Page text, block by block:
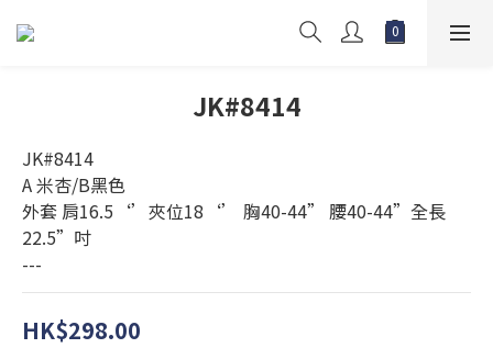
JK#8414
JK#8414
A 米杏/B黑色
外套 肩16.5‘’夾位18‘’ 胸40-44” 腰40-44”全長
22.5”吋
---
HK$298.00